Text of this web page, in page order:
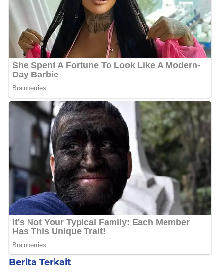
Berita Terkait